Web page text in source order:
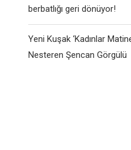
berbatlığı geri dönüyor!
Yeni Kuşak ‘Kadınlar
Nesteren Şencan Görgülü